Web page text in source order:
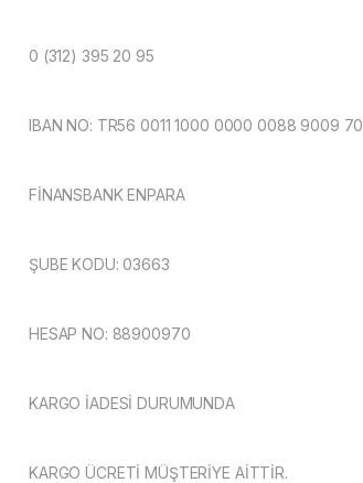
0 (312) 395 20 95
IBAN NO: TR56 0011 1000 0000 0088 9009 70
FİNANSBANK ENPARA
ŞUBE KODU: 03663
HESAP NO: 88900970
KARGO İADESİ DURUMUNDA
KARGO ÜCRETİ MÜŞTERİYE AİTTİR.